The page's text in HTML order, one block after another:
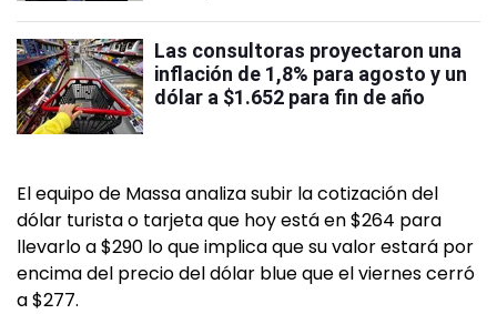
Las consultoras proyectaron una
inflación de 1,8% para agosto y un
dólar a $1.652 para fin de año
El equipo de Massa analiza subir la cotización del
dólar turista o tarjeta que hoy está en $264 para
llevarlo a $290 lo que implica que su valor estará por
encima del precio del dólar blue que el viernes cerró
a $277.